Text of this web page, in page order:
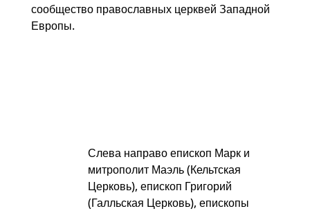
сообщество православных церквей Западной
Европы.
Слева направо епископ Марк и
митрополит Маэль (Кельтская
Церковь), епископ Григорий
(Галльская Церковь), епископы